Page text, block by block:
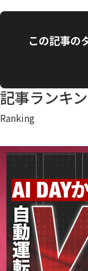
この記事の
記事ランキ
Ranking